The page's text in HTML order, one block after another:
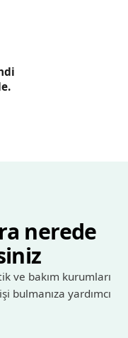
nerede
ve bakım kurumları
bulmanıza yardımcı